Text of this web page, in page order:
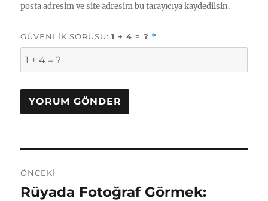
posta adresim ve site adresim bu tarayıcıya kaydedilsin.
GÜVENLIK SORUSU:1 + 4 = ? *
gezinmesi
ÖNCEKI
Önceki
Rüyada Fotoğraf Görmek: